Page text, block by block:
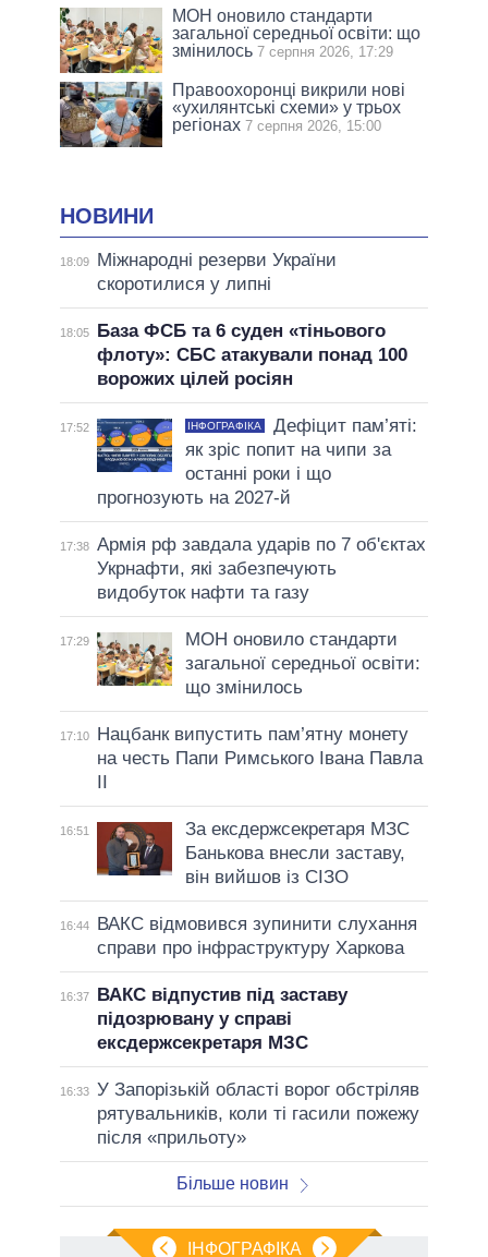
МОН оновило стандарти
загальної середньої освіти: що
змінилось 7 серпня 2026, 17:29
Правоохоронці викрили нові
«ухилянтські схеми» у трьох
регіонах 7 серпня 2026, 15:00
НОВИНИ
18:09
Міжнародні резерви України
скоротилися у липні
18:05
База ФСБ та 6 суден «тіньового
флоту»: СБС атакували понад 100
ворожих цілей росіян
17:52 ІНФОГРАФІКА
Дефіцит пам’яті:
як зріс попит на чипи за
останні роки і що
прогнозують на 2027-й
17:38 Армія рф завдала ударів по 7 об'єктах
Укрнафти, які забезпечують
видобуток нафти та газу
17:29
МОН оновило стандарти
загальної середньої освіти:
що змінилось
17:10
Нацбанк випустить пам’ятну монету
на честь Папи Римського Івана Павла
16:51
За ексдержсекретаря МЗС
Банькова внесли заставу,
він вийшов із СІЗО
16:44
ВАКС відмовився зупинити слухання
справи про інфраструктуру Харкова
16:37
ВАКС відпустив під заставу
підозрювану у справі
ексдержсекретаря МЗС
16:33 У Запорізькій області ворог обстріляв
рятувальників, коли ті гасили пожежу
після «прильоту»
Більше новин
ІНФОГРАФІКА